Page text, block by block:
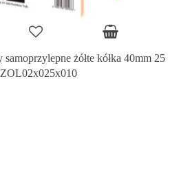
żółte kółka 40mm 25